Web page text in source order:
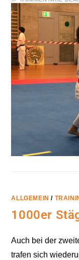
ALLGEMEIN /
1000er
Auch bei der
trafen sich